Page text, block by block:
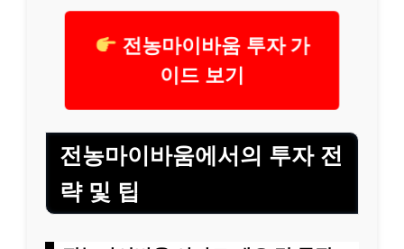
전농마이바움 투자 가
이드 보기
전농마이바움에서의 투자 전
략 및 팁